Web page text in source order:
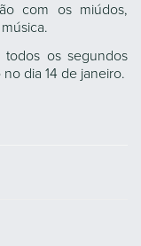
com os miúdos,
os segundos
dia 14 de janeiro.